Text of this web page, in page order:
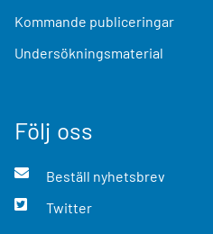
Kommande publiceringar
Undersökningsmaterial
Följ oss
Beställ nyhetsbrev
Twitter